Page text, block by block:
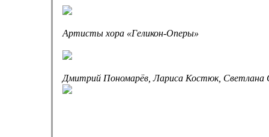
Артисты хора «Геликон-Оперы»
Дмитрий Пономарёв, Лариса Костюк, Светлана